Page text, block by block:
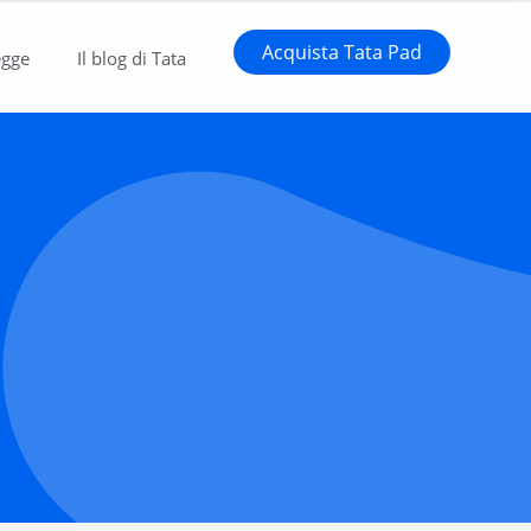
Il blog di Tata Acquista Tata Pad